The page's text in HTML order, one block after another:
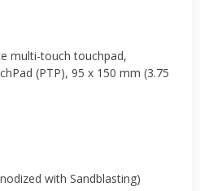
multi-touch touchpad,
(PTP), 95 x 150 mm (3.75
with Sandblasting)